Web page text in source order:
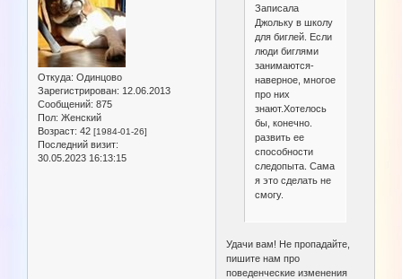
Откуда: Одинцово
Зарегистрирован: 12.06.2013
Сообщений: 875
Пол: Женский
Возраст: 42 [1984-01-26]
Последний визит:
30.05.2023 16:13:15
Записала
Джольку в школу
для биглей. Если
люди биглями
занимаются-
наверное, многое
про них
знают.Хотелось
бы, конечно.
развить ее
способности
следопыта. Сама
я это сделать не
смогу.
Удачи вам! Не пропадайте,
пишите нам про
поведенческие изменения